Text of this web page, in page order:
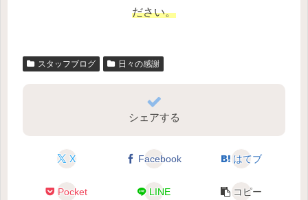
ださい。
スタッフブログ 日々の感謝
シェアする
X Facebook はてブ
Pocket LINE コピー